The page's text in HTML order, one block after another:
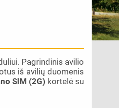
Pagrindinis avilio
iš avilių duomenis
SIM (2G) kortelė su